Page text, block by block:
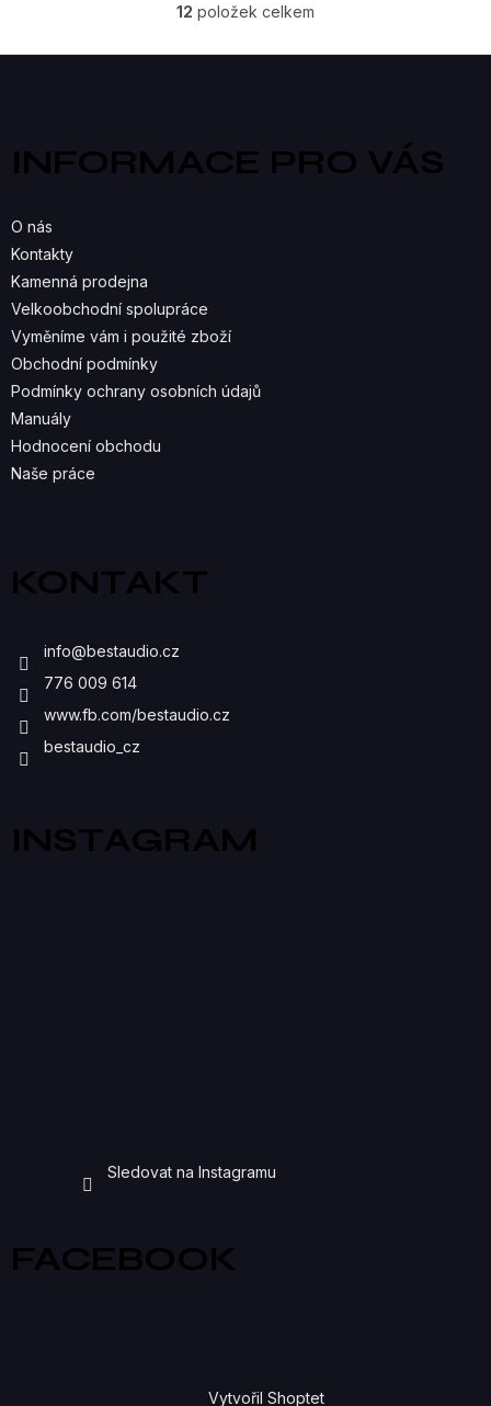
O
V
Á
D
R
V
12 položek celkem
INFORMACE PRO VÁS
O nás
Kontakty
Kamenná prodejna
Velkoobchodní spolupráce
Vyměníme vám i použité zboží
Obchodní podmínky
Podmínky ochrany osobních údajů
Manuály
Hodnocení obchodu
Naše práce
KONTAKT
info@bestaudio.cz
776 009 614
www.fb.com/bestaudio.cz
bestaudio_cz
INSTAGRAM
Sledovat na Instagramu
FACEBOOK
Vytvořil Shoptet